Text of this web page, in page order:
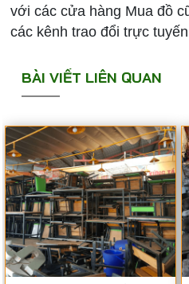
với các cửa hàng Mua đồ
các kênh trao đổi trực
BÀI VIẾT LIÊN QUAN